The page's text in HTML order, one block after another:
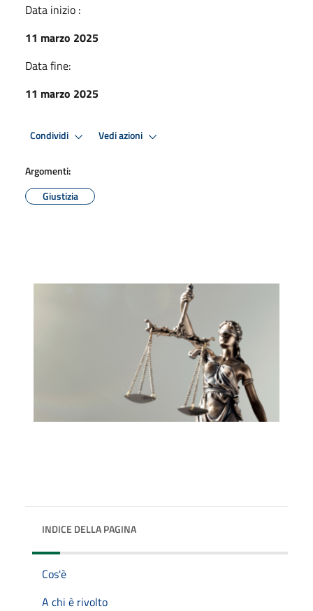
Data inizio :
11 marzo 2025
Data fine:
11 marzo 2025
Condividi Vedi azioni
Argomenti:
Giustizia
INDICE DELLA PAGINA
Cos'è
A chi è rivolto